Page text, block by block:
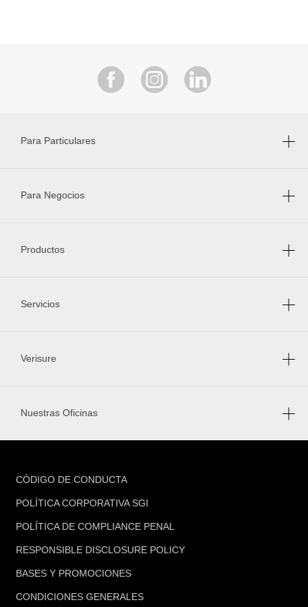
Para Particulares
Para Negocios
Productos
Servicios
Verisure
Nuestras Oficinas
FOOTER
CÓDIGO DE CONDUCTA
POLÍTICA CORPORATIVA SGI
POLÍTICA DE COMPLIANCE PENAL
RESPONSIBLE DISCLOSURE POLICY
BASES Y PROMOCIONES
CONDICIONES GENERALES